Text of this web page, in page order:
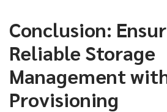
Conclusion:
Reliable Storage
Management
Provisioning